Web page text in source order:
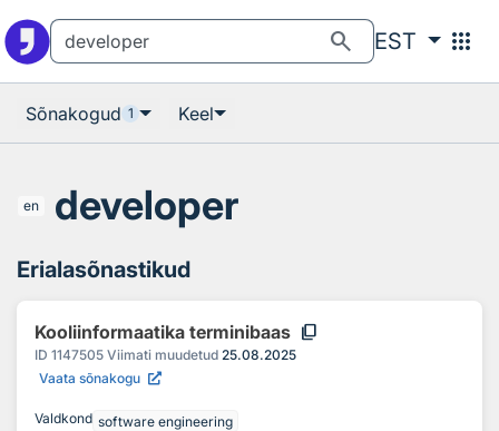
search EST apps
Sõnakogud 1 Keel
en developer
Erialasõnastikud
Kooliinformaatika terminibaas content_copy
ID 1147505 Viimati muudetud 25.08.2025
Vaata sõnakogu
Valdkond software engineering